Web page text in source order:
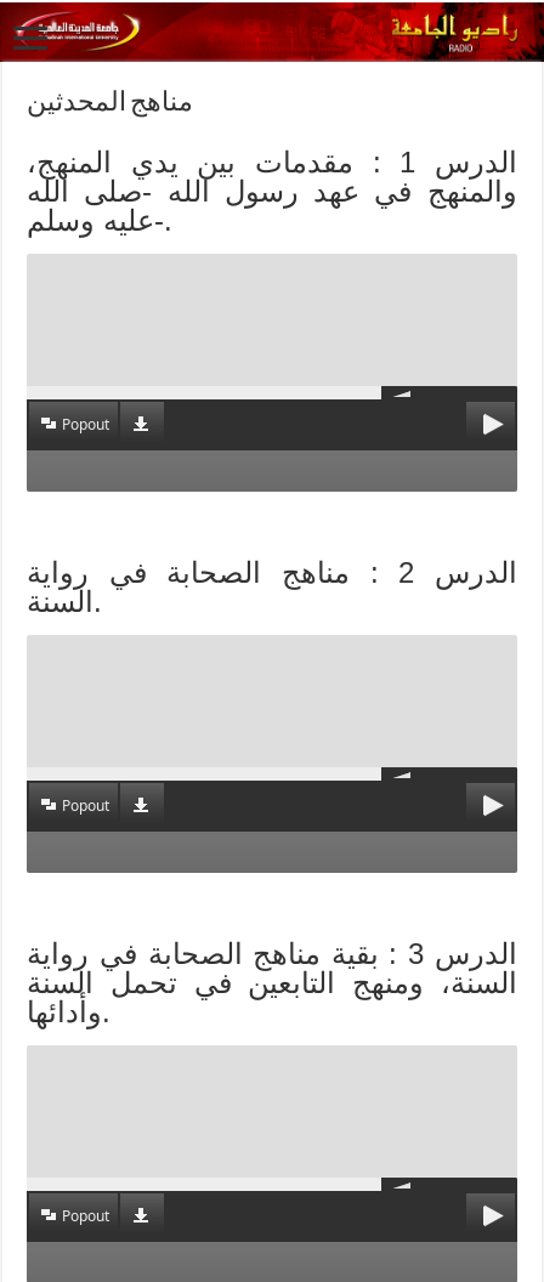
مناهج المحدثين
الدرس 1 : مقدمات بين يدي المنهج،
والمنهج في عهد رسول الله -صلى الله
عليه وسلم-.
Popout
الدرس 2 : مناهج الصحابة في رواية
السنة.
Popout
الدرس 3 : بقية مناهج الصحابة في رواية
السنة، ومنهج التابعين في تحمل السنة
وأدائها.
Popout